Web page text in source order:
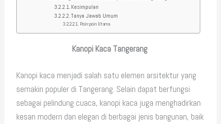
Kesimpulan
Tanya Jawab Umum
Poin-poin Utama
Kanopi Kaca Tangerang
Kanopi kaca menjadi salah satu elemen arsitektur yang
semakin populer di Tangerang. Selain dapat berfungsi
sebagai pelindung cuaca, kanopi kaca juga menghadirkan
kesan modern dan elegan di berbagai jenis bangunan, baik